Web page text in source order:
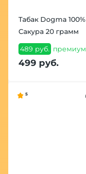
Табак Dogma 100%
Сакура 20 грамм
489 руб. премиум
499 руб.
5